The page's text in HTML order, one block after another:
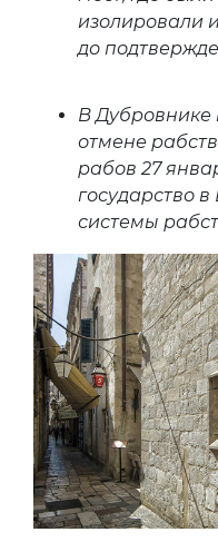
изолировали
до
В
отмене
рабов 27
государство
системы